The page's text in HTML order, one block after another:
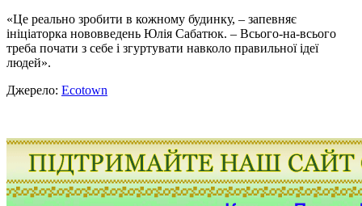
«Це реально зробити в кожному будинку, – запевняє
ініціаторка нововведень Юлія Сабатюк. – Всього-на-всього
треба почати з себе і згуртувати навколо правильної ідеї
людей».
Джерело: Ecotown